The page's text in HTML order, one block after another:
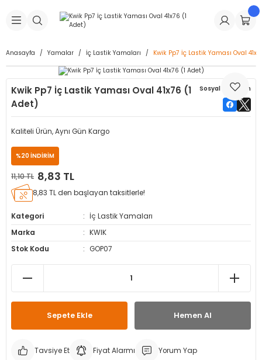
Geri Dön
Geri Dön
Dolgu Lastikleri
Dolgu Lastikleri
Geri Dön
İç Lastikleri
Geri Dön
Geri Dön
& Sibop İlaveleri
Kapağı
Geri Dön
Tüpü
& Spreyler
Geri Dön
Makinesi Yedek Parçaları
Yedek Parçaları
Anasayfa Yamalar İç Lastik Yamaları Kwik Pp7 İç Lastik Yaması Oval
Kwik Pp7 İç Lastik Yaması Oval 41x76 (1
Adet)
Sosyal Paylaşım
Kaliteli Ürün, Aynı Gün Kargo
%20 İNDİRİM
11,10 TL 8,83 TL
8,83 TL den başlayan taksitlerle!
Kategori
İç Lastik Yamaları
Marka
KWIK
Stok Kodu
GOP07
Sepete Ekle Hemen Al
Tavsiye Et Fiyat Alarmı Yorum Yap